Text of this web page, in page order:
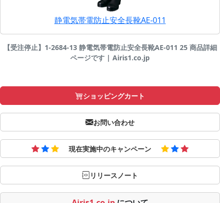
静電気帯電防止安全長靴AE-011
【受注停止】1-2684-13 静電気帯電防止安全長靴AE-011 25 商品詳細
ページです | Airis1.co.jp
ショッピングカート
お問い合わせ
現在実施中のキャンペーン
リリースノート